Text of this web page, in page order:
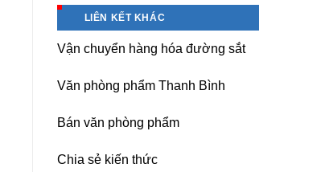
Yên,
Phòng-
sau
photocopy
chuyên
nghiệp
LIÊN KẾT KHÁC
Vận chuyển hàng hóa đường sắt
Văn phòng phẩm Thanh Bình
Bán văn phòng phẩm
Chia sẻ kiến thức